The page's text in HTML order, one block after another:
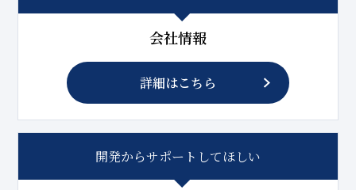
会社情報
詳細はこちら
開発からサポートしてほしい